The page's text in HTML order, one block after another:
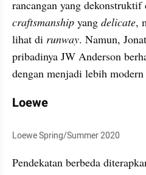
craftsmanship yang delicate,
lihat di runway. Namun,
pribadinya JW Anderson
dengan menjadi lebih
Loewe
Loewe Spring/Summer 2020
Pendekatan berbeda